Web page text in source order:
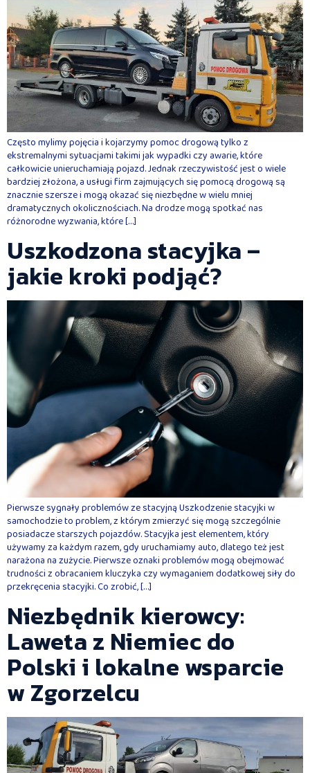
Często mylimy pojęcia i kojarzymy pomoc drogową tylko z
ekstremalnymi sytuacjami takimi jak wypadki czy awarie, które
całkowicie unieruchamiają pojazd. Jednak rzeczywistość jest o wiele
bardziej złożona, a usługi firm zajmujących się pomocą drogową są
znacznie szersze i mogą okazać się niezbędne w wielu mniej
dramatycznych okolicznościach. Na drodze mogą spotkać nas
różnorodne wyzwania, które […]
Uszkodzona stacyjka –
jakie kroki podjąć?
Pierwsze sygnały problemów ze stacyjną Uszkodzenie stacyjki w
samochodzie to problem, z którym zmierzyć się mogą szczególnie
posiadacze starszych pojazdów. Stacyjka jest elementem, który
używamy za każdym razem, gdy uruchamiamy auto, dlatego też jest
narażona na zużycie. Pierwsze oznaki problemów mogą obejmować
trudności z obracaniem kluczyka czy wymaganiem dodatkowej siły do
przekręcenia stacyjki. Co zrobić, […]
Niezbędnik kierowcy:
Laweta z Niemiec do
Polski i lokalne wsparcie
w Zgorzelcu